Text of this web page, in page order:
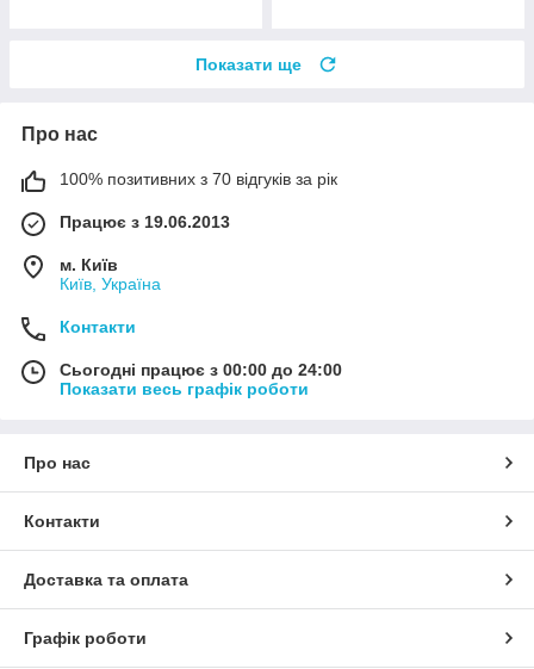
Показати ще
Про нас
100% позитивних з 70 відгуків за рік
Працює з 19.06.2013
м. Київ
Київ, Україна
Контакти
Сьогодні працює з 00:00 до 24:00
Показати весь графік роботи
Про нас
Контакти
Доставка та оплата
Графік роботи